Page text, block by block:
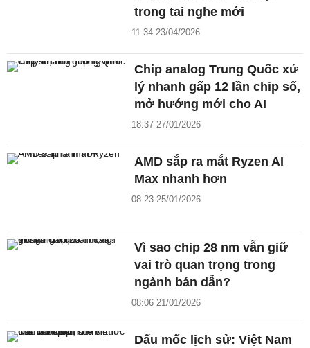
trong tai nghe mới
11:34 23/04/2026
Chip analog Trung Quốc xử
lý nhanh gấp 12 lần chip số,
mở hướng mới cho AI
18:37 27/01/2026
AMD sắp ra mắt Ryzen AI
Max nhanh hơn
08:23 25/01/2026
Vì sao chip 28 nm vẫn giữ
vai trò quan trọng trong
ngành bán dẫn?
08:06 21/01/2026
Dấu mốc lịch sử: Việt Nam